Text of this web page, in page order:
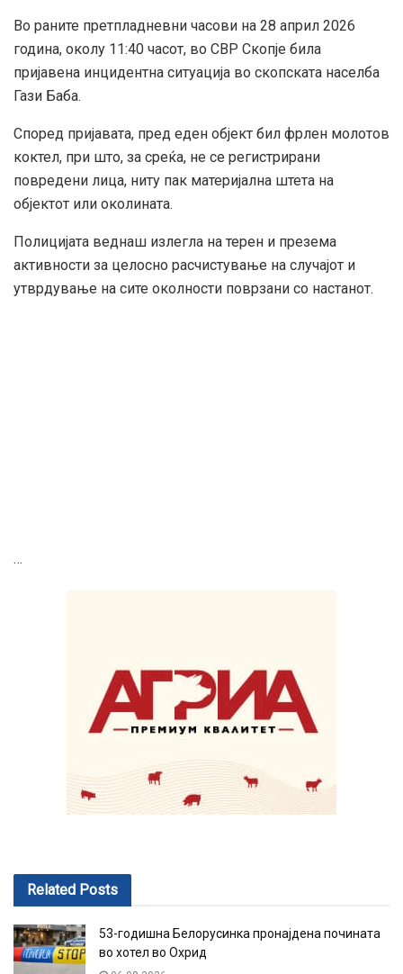
Во раните претпладневни часови на 28 април 2026
година, околу 11:40 часот, во СВР Скопје била
пријавена инцидентна ситуација во скопската населба
Гази Баба.
Според пријавата, пред еден објект бил фрлен молотов
коктел, при што, за среќа, не се регистрирани
повредени лица, ниту пак материјална штета на
објектот или околината.
Полицијата веднаш излегла на терен и презема
активности за целосно расчистување на случајот и
утврдување на сите околности поврзани со настанот.
…
Related Posts
53-годишна Белорусинка пронајдена почината
во хотел во Охрид